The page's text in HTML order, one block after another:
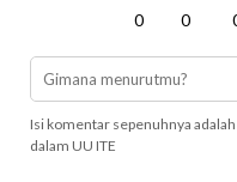
0 0
Isi komentar sepenuhnya
dalam UU ITE